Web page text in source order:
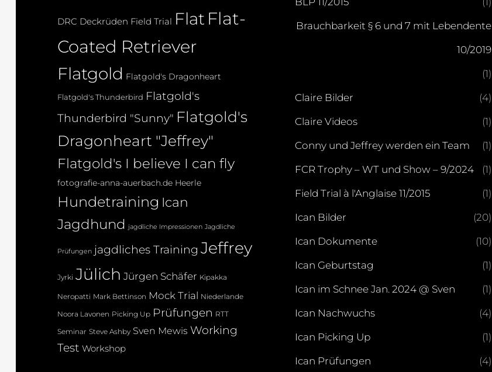
DRC Deckrüden Field Trial Flat Flat-
Coated Retriever
Flatgold Flatgold's Dragonheart
Flatgold's Thunderbird Flatgold's
Thunderbird "Sunny" Flatgold's
Dragonheart "Jeffrey"
Flatgold's I believe I can fly
fotografie-anna-auerbach.de Heerle
Hundetraining Ican
Jagdhund jagdliche Impressionen Jagdliche
Prüfungen jagdliches Training Jeffrey
Jyrki Jülich Jürgen Schäfer Kipakka
Neropatti Mark Bettinson Mock Trial Niederlande
Noora Lavonen Picking Up Prüfungen RTT
Seminar Steve Ashby Sven Mewis Working
Test Workshop
Brauchbarkeit § 6 und 7 mit Lebendente
10/2019
(1)
Claire Bilder (4)
Claire Videos (1)
Conny und Jeffrey werden ein Team (1)
FCR Trophy – WT und Show – 9/2024 (1)
Field Trial à l'Anglaise 11/2015 (1)
Ican Bilder (20)
Ican Dokumente (10)
Ican Geburtstag (1)
Ican im Schnee Jan. 2024 @ Sven (1)
Ican Nachwuchs (4)
Ican Picking Up (1)
Ican Prüfungen (4)